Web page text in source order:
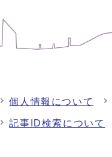
個人情報について
記事ID検索について